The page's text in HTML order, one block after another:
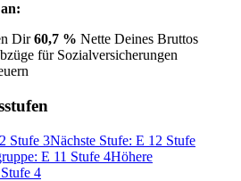
Dir60,7 % Nette Deines Bruttos
für Sozialversicherungen
Stufe 3Nächste Stufe: E 12 Stufe
E 11 Stufe 4Höhere
4